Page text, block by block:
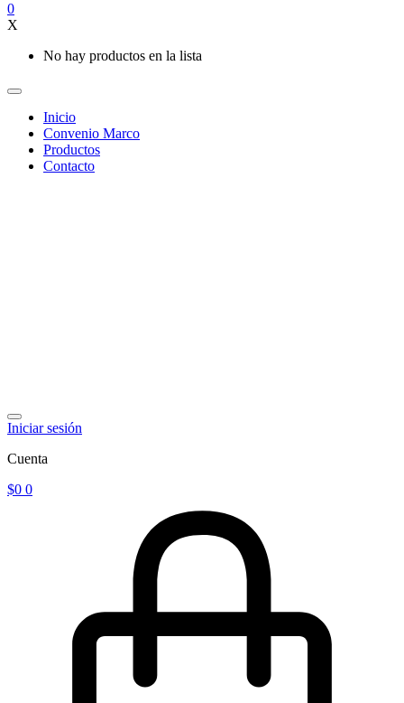
0
X
No hay productos en la lista
Inicio
Convenio Marco
Productos
Contacto
Iniciar sesión
Cuenta
$0 0